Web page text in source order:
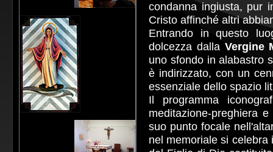
condanna ingiusta, pur
Cristo affinché altri
Entrando in questo
dolcezza dalla Vergine
uno sfondo in alabastro
è indirizzato, con un
essenziale dello spazio
Il programma
meditazione-preghiera
suo punto focale
nel memoriale si